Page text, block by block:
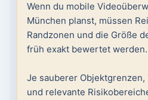
Wenn du mobile
München planst, müssen
Randzonen und die Größe
früh exakt bewertet werden.
Je sauberer
und relevante